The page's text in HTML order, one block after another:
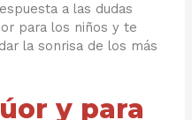
a las dudas
para los niños y te
la sonrisa de los más
y para